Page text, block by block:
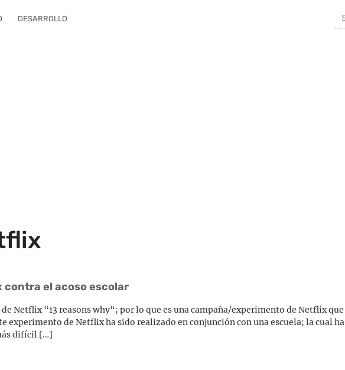
DESARROLLO
contra el acoso escolar
de Netflix “13 reasons why“; por lo que es una campaña/experimento de Netflix que
experimento de Netflix ha sido realizado en conjunción con una escuela; la cual ha
difícil […]